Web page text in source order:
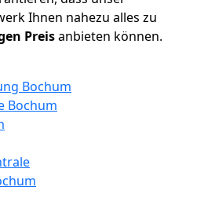
Ihnen nahezu alles zu
Preisanbieten können.
Bochum
Bochum